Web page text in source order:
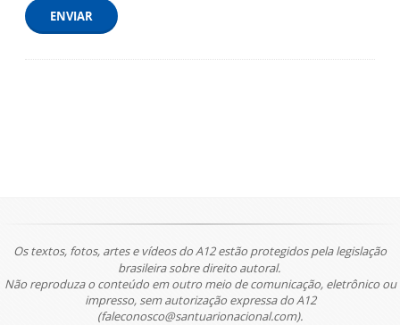
ENVIAR
Os textos, fotos, artes e vídeos do A12 estão protegidos pela legislação
brasileira sobre direito autoral.
Não reproduza o conteúdo em outro meio de comunicação, eletrônico ou
impresso, sem autorização expressa do A12
(faleconosco@santuarionacional.com).